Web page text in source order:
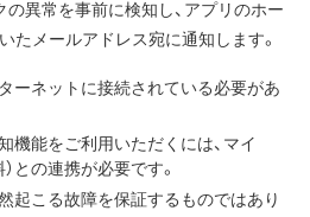
異常を事前に検知し、アプリのホー
たメールアドレス宛に通知します。
ーネットに接続されている必要があ
機能をご利用いただくには、マイ
との連携が必要です。
起こる故障を保証するものではあり